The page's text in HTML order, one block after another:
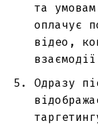
та
оплачує
відео,
Одразу